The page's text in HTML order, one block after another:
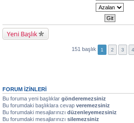
Yeni Başlık
151 başlık 1 2 3 4
FORUM IZINLERI
Bu foruma yeni başlıklar gönderemezsiniz
Bu forumdaki başlıklara cevap veremezsiniz
Bu forumdaki mesajlarınızı düzenleyemezsiniz
Bu forumdaki mesajlarınızı silemezsiniz